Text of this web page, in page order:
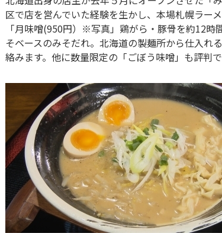
区で店を営んでいた経験を生かし、本場札幌ラー
「月味噌(950円）※写真」鶏がら・豚骨を約12
そベースのみそだれ。北海道の製麺所から仕入れ
絡みます。他に数量限定の「ごぼう味噌」も評判で